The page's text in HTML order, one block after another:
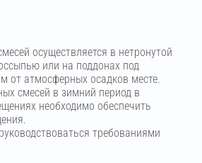
осуществляется в нетронутой
или на поддонах под
от атмосферных осадков месте.
смесей в зимний период в
необходимо обеспечить
требованиями